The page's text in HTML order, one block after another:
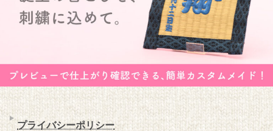
プライバシーポリシー